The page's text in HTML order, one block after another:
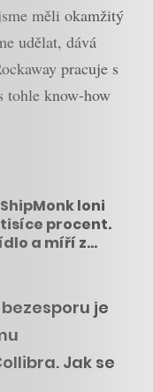
měli okamžitý
udělat, dává
pracuje s
tohle know-how
loni
procent.
a míří z
je
Jak se